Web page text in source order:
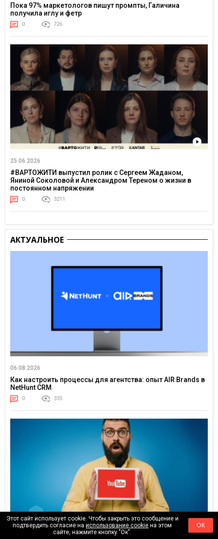
Пока 97% маркетологов пишут промпты, Галичина
получила иглу и фетр
0 726
25.06.2026
#ВАРТОЖИТИ выпустил ролик с Сергеем Жаданом,
Яниной Соколовой и Александром Тереном о жизни в
постоянном напряжении
0 3211
АКТУАЛЬНОЕ
06.08.2026
Как настроить процессы для агентства: опыт AIR Brands в
NetHunt CRM
0 335
Этот сайт использует cookie. Чтобы закрыть это сообщение и
подтвердить согласие наиспользование cookie на этом
сайте, нажмите кнопку "Ок".
ОК